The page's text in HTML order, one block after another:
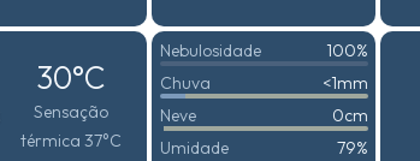
30°C
Sensação
térmica 37°C
Nebulosidade
100%
Chuva
<1mm
Neve
0cm
Umidade
79%